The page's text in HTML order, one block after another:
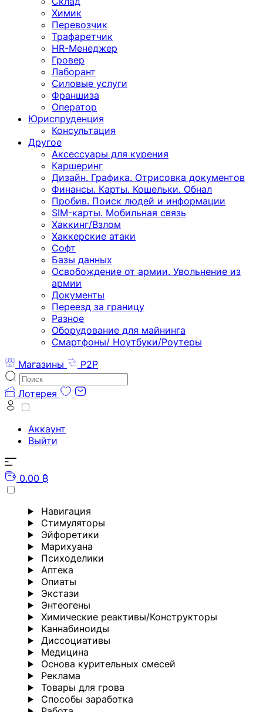
Химик
Перевозчик
Трафаретчик
HR-Менеджер
Гровер
Лаборант
Силовые услуги
Франшиза
Оператор
Юриспруденция
Консультация
Другoе
Аксессуары для курения
Каршеринг
Дизайн. Графика. Отрисовка документов
Финансы. Карты. Кошельки. Обнал
Пробив. Поиск людей и информации
SIM-карты. Мобильная связь
Хаккинг/Взлом
Хаккерские атаки
Софт
Базы данных
Освобождение от армии. Увольнение из
армии
Документы
Переезд за границу
Разное
Оборудование для майнинга
Смартфоны/ Ноутбуки/Роутеры
Магазины
P2P
Лотерея
Аккаунт
Выйти
0.00 ₿
Навигация
Стимуляторы
Эйфоретики
Марихуана
Психоделики
Аптека
Опиаты
Экстази
Энтеогены
Химические реактивы/Конструкторы
Каннабиноиды
Диссоциативы
Медицина
Основа курительных смесей
Реклама
Товары для грова
Способы заработка